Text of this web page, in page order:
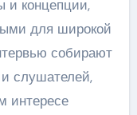
и концепции,
для широкой
собирают
слушателей,
интересе